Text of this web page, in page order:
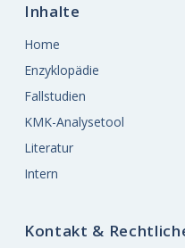
Inhalte
Home
Enzyklopädie
Fallstudien
KMK-Analysetool
Literatur
Intern
Kontakt &